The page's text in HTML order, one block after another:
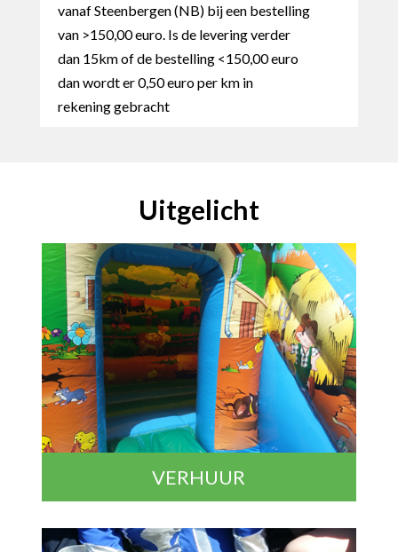
vanaf Steenbergen (NB) bij een bestelling
van >150,00 euro. Is de levering verder
dan 15km of de bestelling <150,00 euro
dan wordt er 0,50 euro per km in
rekening gebracht
Uitgelicht
VERHUUR